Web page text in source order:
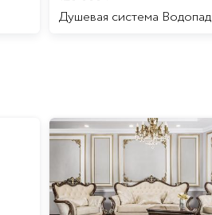
Душевая система Водопад